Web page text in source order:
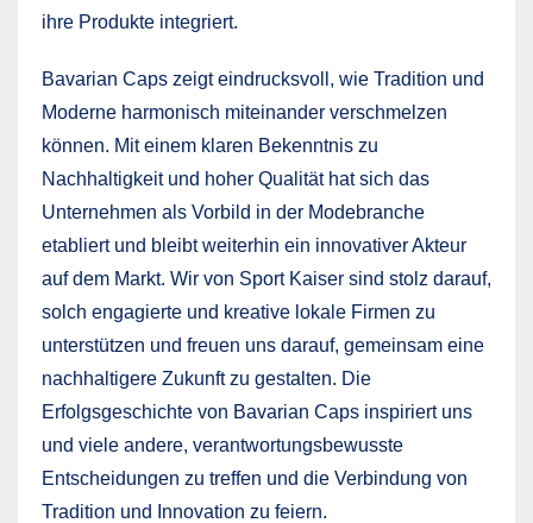
ihre Produkte integriert.
Bavarian Caps zeigt eindrucksvoll, wie Tradition und
Moderne harmonisch miteinander verschmelzen
können. Mit einem klaren Bekenntnis zu
Nachhaltigkeit und hoher Qualität hat sich das
Unternehmen als Vorbild in der Modebranche
etabliert und bleibt weiterhin ein innovativer Akteur
auf dem Markt. Wir von Sport Kaiser sind stolz darauf,
solch engagierte und kreative lokale Firmen zu
unterstützen und freuen uns darauf, gemeinsam eine
nachhaltigere Zukunft zu gestalten. Die
Erfolgsgeschichte von Bavarian Caps inspiriert uns
und viele andere, verantwortungsbewusste
Entscheidungen zu treffen und die Verbindung von
Tradition und Innovation zu feiern.